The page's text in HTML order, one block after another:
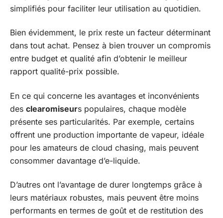
simplifiés pour faciliter leur utilisation au quotidien.
Bien évidemment, le prix reste un facteur déterminant
dans tout achat. Pensez à bien trouver un compromis
entre budget et qualité afin d’obtenir le meilleur
rapport qualité-prix possible.
En ce qui concerne les avantages et inconvénients
des clearomiseurs populaires, chaque modèle
présente ses particularités. Par exemple, certains
offrent une production importante de vapeur, idéale
pour les amateurs de cloud chasing, mais peuvent
consommer davantage d’e-liquide.
D’autres ont l’avantage de durer longtemps grâce à
leurs matériaux robustes, mais peuvent être moins
performants en termes de goût et de restitution des